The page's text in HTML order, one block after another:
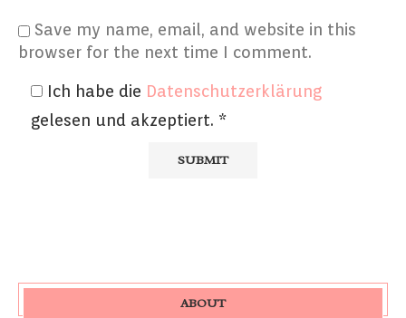
Save my name, email, and website in this
browser for the next time I comment.
Ich habe die Datenschutzerklärung
gelesen und akzeptiert. *
ABOUT